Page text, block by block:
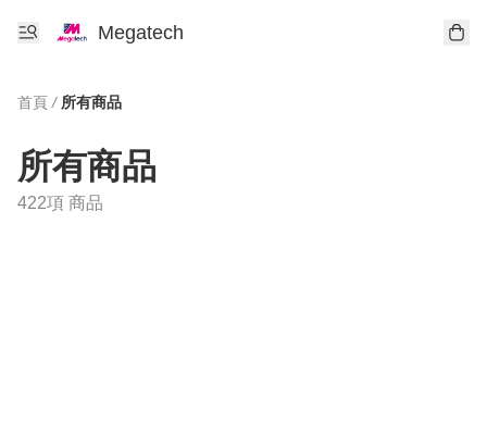
Megatech
首頁 / 所有商品
所有商品
422項 商品